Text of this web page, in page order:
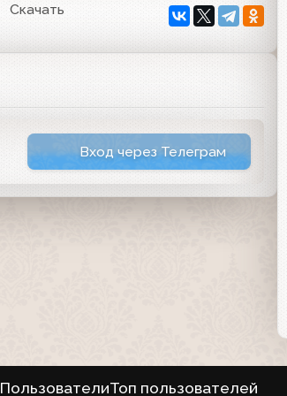
Скачать
Вход через Телеграм
ПользователиТоп пользователей